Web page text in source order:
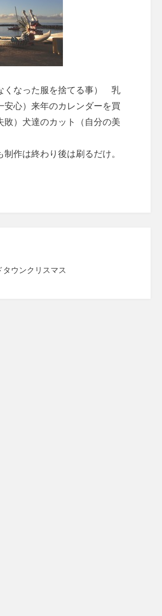
くなった服を捨てる事） 乳
心）来年のカレンダーを買
敗）犬達のカット（自分の美
作は終わり後は刷るだけ。
タウンクリスマス